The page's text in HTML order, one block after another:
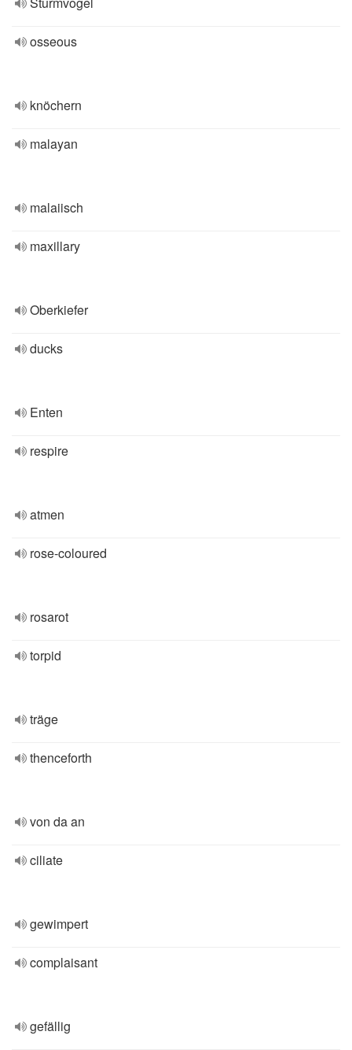
osseous
knöchern
malayan
malaiisch
maxillary
Oberkiefer
ducks
Enten
respire
atmen
rose-coloured
rosarot
torpid
träge
thenceforth
von da an
ciliate
gewimpert
complaisant
gefällig